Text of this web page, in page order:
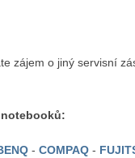
zájem o jiný servisní
- COMPAQ -